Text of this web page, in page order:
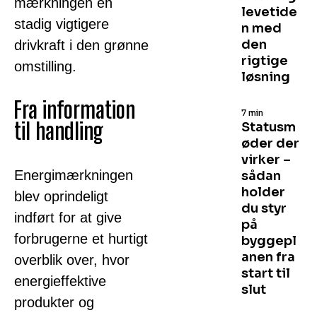
stadig vigtigere
drivkraft i den grønne
omstilling.
Fra information
til handling
Energimærkningen
blev oprindeligt
indført for at give
forbrugerne et hurtigt
overblik over, hvor
energieffektive
produkter og
levetide
n med
den
rigtige
løsning
Statusm
øder der
virker –
sådan
holder
du styr
på
byggepl
anen fra
start til
slut
7 min